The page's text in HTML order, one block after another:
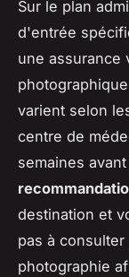
Sur le plan
d'entrée
une assurance
varient selon
centre de
semaines
destination et
pas à
photographie